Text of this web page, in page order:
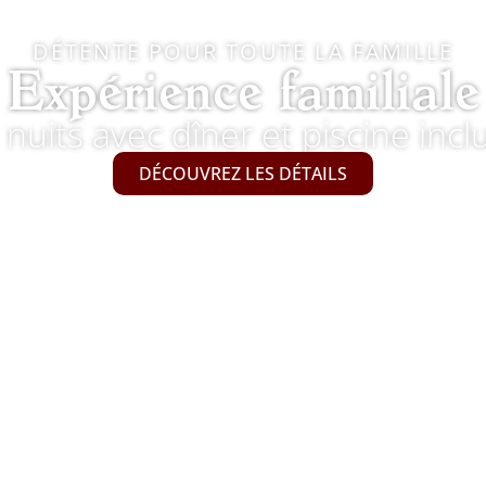
DÉTENTE POUR TOUTE LA FAMILLE
Expérience familiale
avec dîner et piscine
DÉCOUVREZ LES DÉTAILS